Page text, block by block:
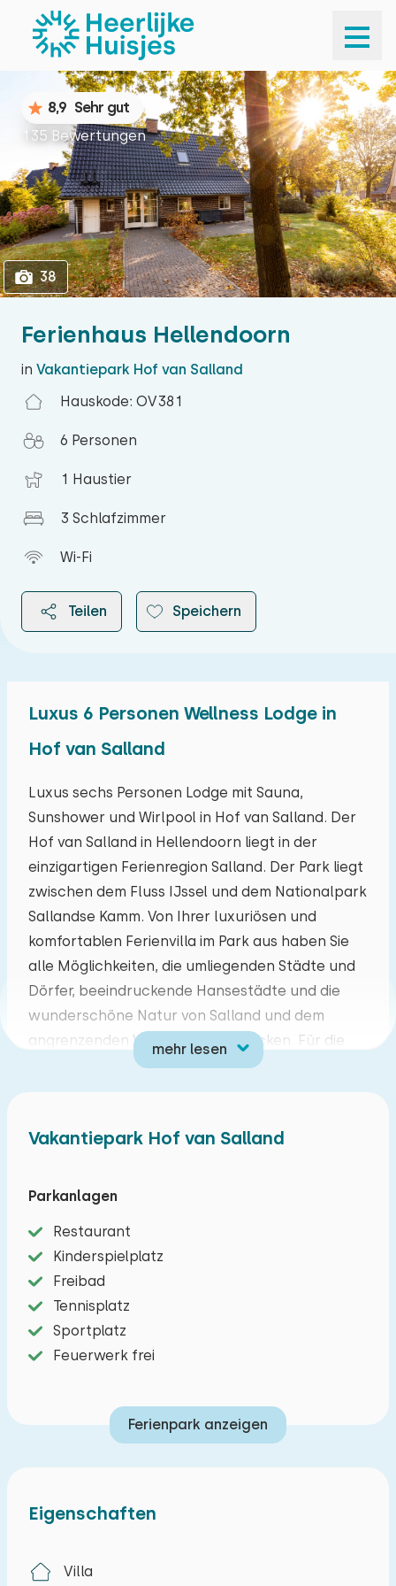
1
Ferienhaus Hellendoorn
in Vakantiepark Hof van Salland
Hauskode: OV381
6 Personen
1 Haustier
3 Schlafzimmer
Wi-Fi
Teilen Speichern
8,9 Sehr gut
135 Bewertungen
38
Luxus 6 Personen Wellness Lodge in
Hof van Salland
Luxus sechs Personen Lodge mit Sauna,
Sunshower und Wirlpool in Hof van Salland. Der
Hof van Salland in Hellendoorn liegt in der
einzigartigen Ferienregion Salland. Der Park liegt
zwischen dem Fluss IJssel und dem Nationalpark
Sallandse Kamm. Von Ihrer luxuriösen und
komfortablen Ferienvilla im Park aus haben Sie
alle Möglichkeiten, die umliegenden Städte und
Dörfer, beeindruckende Hansestädte und die
wunderschöne Natur von Salland und dem
angrenzenden Vechttal zu entdecken. Für die
nötige Übung können Sie einen Ball auf dem
Allwetter-Tennisplatz schlagen oder ein
Außenpool nehmen. Für die Kinder gibt es einen
Klettergeräten, Schaukeln und einem
im Ferienpark selbst essen gehen. Es gibt auch
einen Brötchenservice oder sogar einen
Frühstücksservice.
Erdgeschoss: Eingang mit separater Toilette. Ein
geräumiges, modernes Wohnzimmer mit einer
auf eine größtenteils teilweise überdachte
luxuriöse offene Küche mit unter anderem einem
Geschirrspüler, Illy Espresso-Maschine, Kombi-
mehr lesen
August 2026
Mo Di Mi Do Fr Sa So
27 28 29 30 31 01 02
03 04 05 06 07 08
10 11 12 13 14 15 16
17 18 19 20 21 22
Eigenschaften
Villa
Vakantiepark Hof van Salland
Parkanlagen
Restaurant
Kinderspielplatz
Freibad
Tennisplatz
Sportplatz
Feuerwerk frei
Ferienpark anzeigen